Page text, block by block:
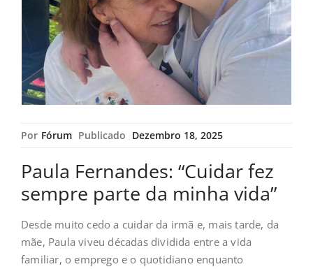
Por Fórum Publicado Dezembro 18, 2025
Paula Fernandes: “Cuidar fez
sempre parte da minha vida”
Desde muito cedo a cuidar da irmã e, mais tarde, da
mãe, Paula viveu décadas dividida entre a vida
familiar, o emprego e o quotidiano enquanto